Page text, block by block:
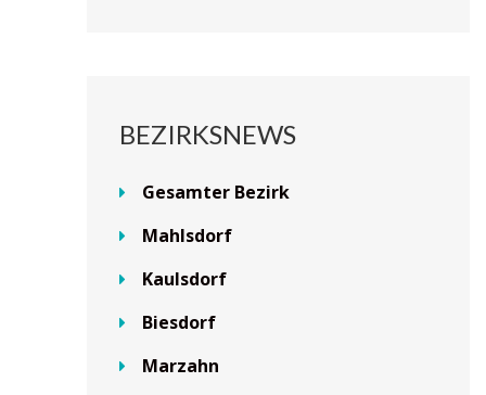
BEZIRKSNEWS
Gesamter Bezirk
Mahlsdorf
Kaulsdorf
Biesdorf
Marzahn